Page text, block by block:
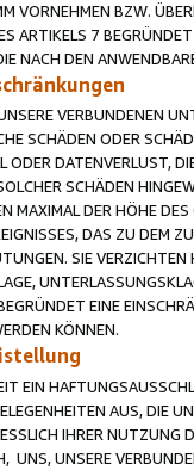
VORNEHMEN BZW.
ARTIKELS 7
NACH DEN
VERBUNDENEN
SCHÄDEN ODER
ODER DATENVERLUST,
SCHÄDEN
MAXIMAL DER HÖHE
DAS ZU DEM
SIE
EINE
KÖNNEN.
EIN
AUS, DIE
IHRER NUTZUNG
UNS, UNSERE